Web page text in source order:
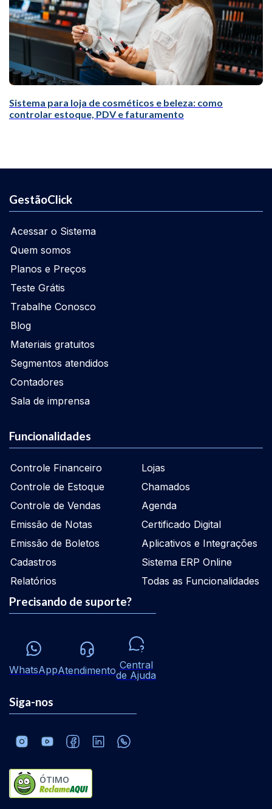
Sistema para loja de cosméticos e beleza: como
controlar estoque, PDV e faturamento
GestãoClick
Acessar o Sistema
Quem somos
Planos e Preços
Teste Grátis
Trabalhe Conosco
Blog
Materiais gratuitos
Segmentos atendidos
Contadores
Sala de imprensa
Funcionalidades
Controle Financeiro
Controle de Estoque
Controle de Vendas
Emissão de Notas
Emissão de Boletos
Cadastros
Relatórios
Lojas
Chamados
Agenda
Certificado Digital
Aplicativos e Integrações
Sistema ERP Online
Todas as Funcionalidades
Precisando de suporte?
WhatsAppAtendimento Central
de Ajuda
Siga-nos
ÓTIMO